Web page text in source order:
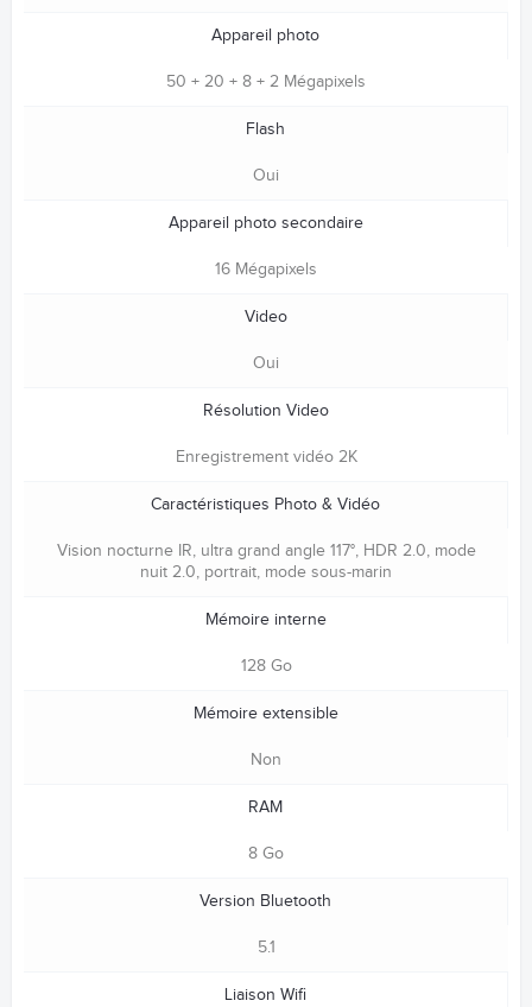
Appareil photo
50 + 20 + 8 + 2 Mégapixels
Flash
Oui
Appareil photo secondaire
16 Mégapixels
Video
Oui
Résolution Video
Enregistrement vidéo 2K
Caractéristiques Photo & Vidéo
Vision nocturne IR, ultra grand angle 117°, HDR 2.0, mode
nuit 2.0, portrait, mode sous-marin
Mémoire interne
128 Go
Mémoire extensible
Non
RAM
8 Go
Version Bluetooth
5.1
Liaison Wifi